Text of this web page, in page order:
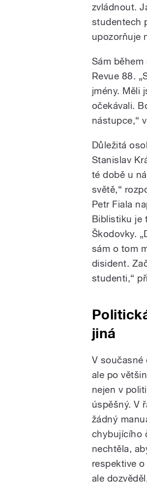
zvládnout.
studentech
upozorňuje
Sám
Revue 88.
jmény. Měli
očekávali.
nástupce,“
Důležitá
Stanislav
té době u
světě,“
Petr Fiala
Biblistiku je
Škodovky.
sám o tom
disident.
studenti,“
jiná
V současné
ale po
nejen v
úspěšný. V
žádný
chybujícího
nechtěla,
respektive
ale